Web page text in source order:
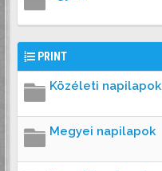
PRINT
Közéleti napilapok
Megyei napilapok